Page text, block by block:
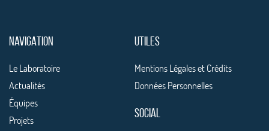
NAVIGATION
Le Laboratoire
Actualités
Équipes
Projets
UTILES
Mentions Légales et Crédits
Données Personnelles
SOCIAL